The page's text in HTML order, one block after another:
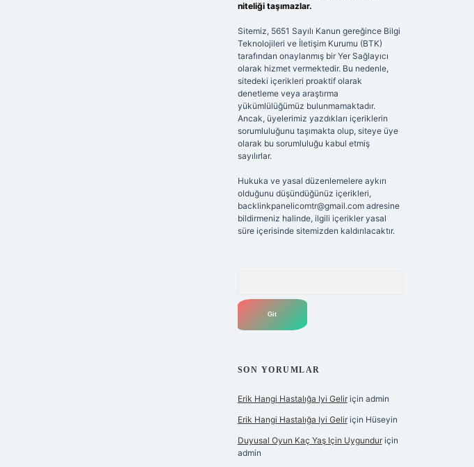
niteliği taşımazlar.
Sitemiz, 5651 Sayılı Kanun gereğince Bilgi
Teknolojileri ve İletişim Kurumu (BTK)
tarafından onaylanmış bir Yer Sağlayıcı
olarak hizmet vermektedir. Bu nedenle,
sitedeki içerikleri proaktif olarak
denetleme veya araştırma
yükümlülüğümüz bulunmamaktadır.
Ancak, üyelerimiz yazdıkları içeriklerin
sorumluluğunu taşımakta olup, siteye üye
olarak bu sorumluluğu kabul etmiş
sayılırlar.
Hukuka ve yasal düzenlemelere aykırı
olduğunu düşündüğünüz içerikleri,
backlinkpanelicomtr@gmail.comadresine
bildirmeniz halinde, ilgili içerikler yasal
süre içerisinde sitemizden kaldırılacaktır.
SON YORUMLAR
Erik Hangi Hastalığa Iyi Geliriçin admin
Erik Hangi Hastalığa Iyi Geliriçin Hüseyin
Duyusal Oyun Kaç Yaş Için Uygunduriçin
admin